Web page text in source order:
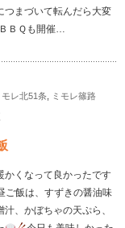
つまづいて転んだら大変
ＢＱも開催…
モレ北51条, ミモレ篠路
かくなって良かったです
ご飯は、すずきの醤油味
、かぼちゃの天ぷら、